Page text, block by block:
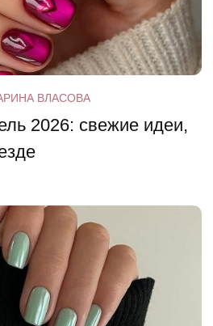
ВЛАСОВА
2026: свежие идеи,